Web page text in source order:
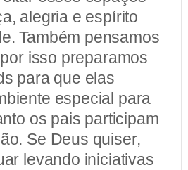
alegria e espírito
Também pensamos
isso preparamos
para que elas
especial para
os pais participam
Se Deus quiser,
levando iniciativas